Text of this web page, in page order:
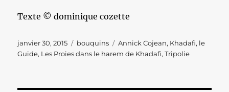
Texte © dominique cozette
Publié
le
janvier 30, 2015 Catégories
bouquins Étiquettes
Annick Cojean, Khadafi, le
Guide, Les Proies dans le harem de Khadafi,Tripolie